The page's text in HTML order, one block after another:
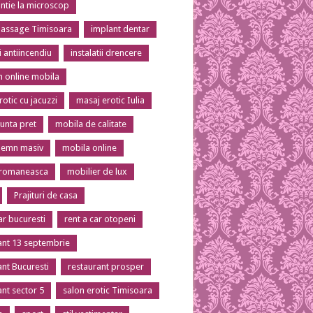
la microscop
Timisoara implant dentar
antiincendiu instalatii drencere
online mobila
cu jacuzzi masaj erotic Iulia
pret mobila de calitate
masiv mobila online
mobilier de lux
Prajituri de casa
bucuresti rent a car otopeni
13 septembrie
Bucuresti restaurant prosper
sector 5 salon erotic Timisoara